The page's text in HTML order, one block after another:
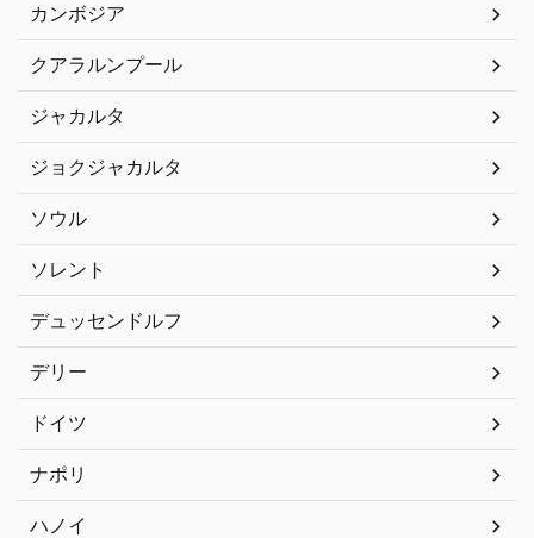
カンボジア
クアラルンプール
ジャカルタ
ジョクジャカルタ
ソウル
ソレント
デュッセンドルフ
デリー
ドイツ
ナポリ
ハノイ